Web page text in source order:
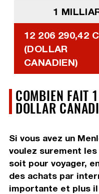
1
12 206 290,42
(DOLLAR
CANADIEN)
COMBIEN FAIT
DOLLAR
Si vous avez un
voulez surement
soit pour voyager,
des achats par
importante et plus